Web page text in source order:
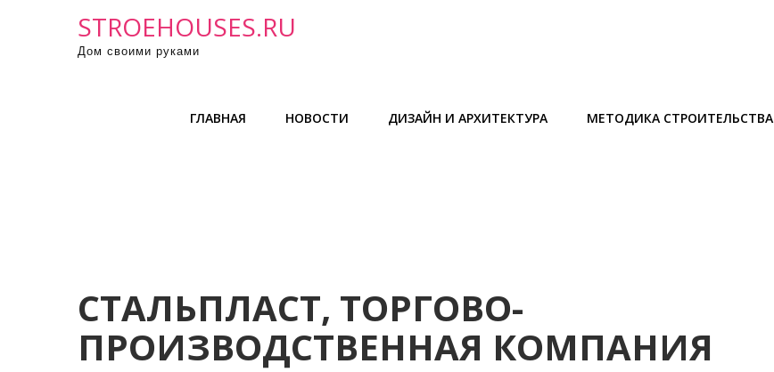
STROEHOUSES.RU
Дом своими руками
ГЛАВНАЯ НОВОСТИ ДИЗАЙН И АРХИТЕКТУРА МЕТОДИКА СТРОИТЕЛЬСТВА
СТАЛЬПЛАСТ, ТОРГОВО-
ПРОИЗВОДСТВЕННАЯ КОМПАНИЯ